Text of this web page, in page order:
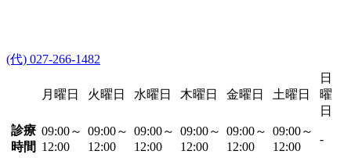
(代) 027-266-1482
月曜日 火曜日 水曜日 木曜日 金曜日 土曜日
日
曜
日
診療
時間
09:00～
12:00
09:00～
12:00
09:00～
12:00
09:00～
12:00
09:00～
12:00
09:00～
12:00
-